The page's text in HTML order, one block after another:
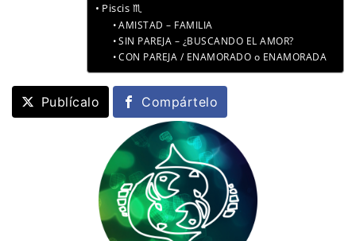
Piscis ♏
AMISTAD – FAMILIA
SIN PAREJA – ¿BUSCANDO EL AMOR?
CON PAREJA / ENAMORADO o ENAMORADA
Publícalo Compártelo